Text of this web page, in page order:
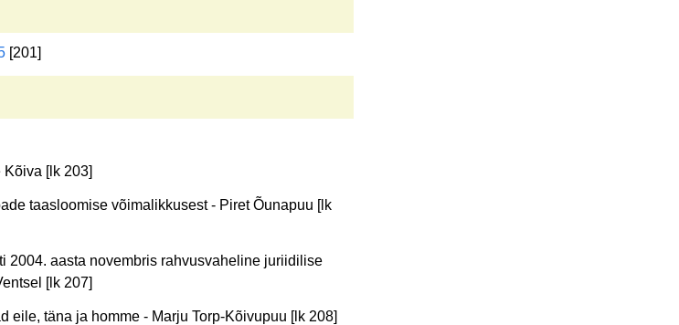
[201]
[lk 203]
taasloomise võimalikkusest - Piret Õunapuu [lk
2004. aasta novembris rahvusvaheline juriidilise
[lk 207]
täna ja homme - Marju Torp-Kõivupuu [lk 208]